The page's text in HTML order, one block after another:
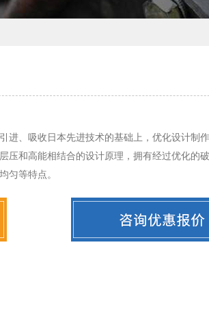
进、吸收日本先进技术的基础上，优化设计制
压和高能相结合的设计原理，拥有经过优化的
匀等特点。